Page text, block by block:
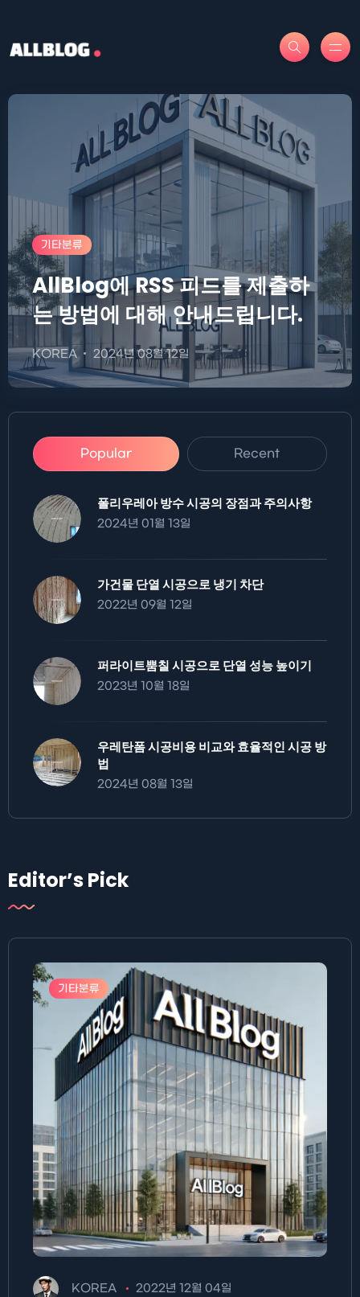
기타분류
AllBlog에 RSS 피드를 제출하
는 방법에 대해 안내드립니다.
KOREA 2024년 08월 12일
Popular Recent
폴리우레아 방수 시공의 장점과 주의사항
2024년 01월 13일
가건물 단열 시공으로 냉기 차단
2022년 09월 12일
퍼라이트뿜칠 시공으로 단열 성능 높이기
2023년 10월 18일
우레탄폼 시공비용 비교와 효율적인 시공 방
법
2024년 08월 13일
Editor’s Pick
기타분류
KOREA 2022년 12월 04일